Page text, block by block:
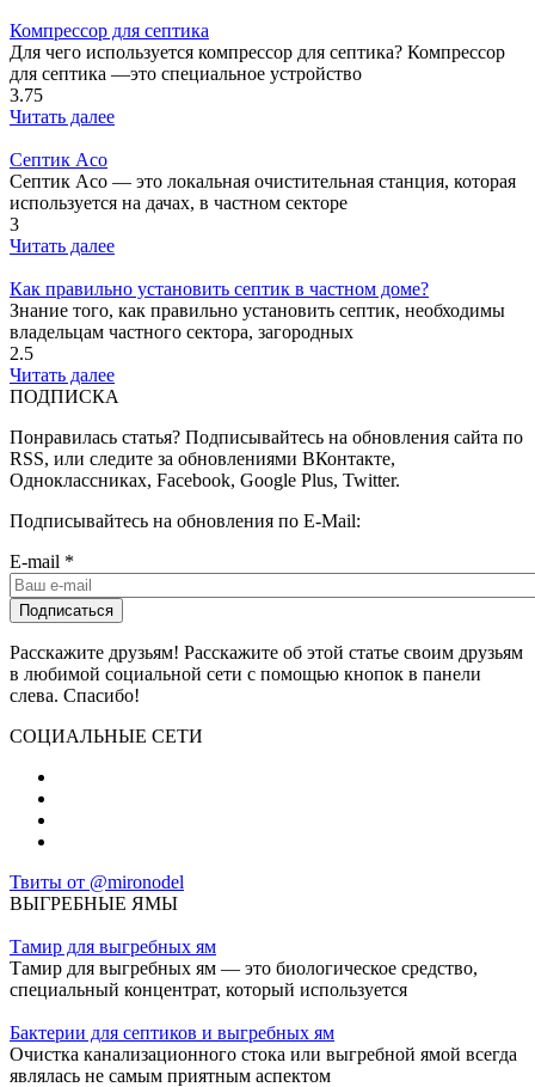
Компрессор для септика
Для чего используется компрессор для септика? Компрессор
для септика —это специальное устройство
3.75
Читать далее
Септик Асо
Септик Асо — это локальная очистительная станция, которая
используется на дачах, в частном секторе
3
Читать далее
Как правильно установить септик в частном доме?
Знание того, как правильно установить септик, необходимы
владельцам частного сектора, загородных
2.5
Читать далее
ПОДПИСКА
Понравилась статья? Подписывайтесь на обновления сайта по
RSS, или следите за обновлениями ВКонтакте,
Одноклассниках, Facebook, Google Plus, Twitter.
Подписывайтесь на обновления по E-Mail:
E-mail *
Расскажите друзьям! Расскажите об этой статье своим друзьям
в любимой социальной сети с помощью кнопок в панели
слева. Спасибо!
СОЦИАЛЬНЫЕ СЕТИ
Твиты от @mironodel
ВЫГРЕБНЫЕ ЯМЫ
Тамир для выгребных ям
Тамир для выгребных ям — это биологическое средство,
специальный концентрат, который используется
Бактерии для септиков и выгребных ям
Очистка канализационного стока или выгребной ямой всегда
являлась не самым приятным аспектом